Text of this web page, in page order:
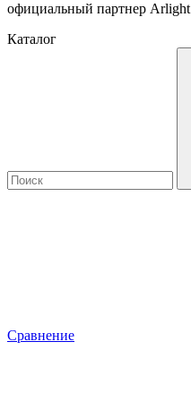
официальный партнер Arlight
Каталог
Сравнение